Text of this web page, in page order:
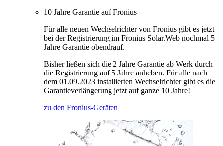
10 Jahre Garantie auf Fronius
Für alle neuen Wechselrichter von Fronius gibt es jetzt
bei der Registrierung im Fronius Solar.Web nochmal 5
Jahre Garantie obendrauf.
Bisher ließen sich die 2 Jahre Garantie ab Werk durch
die Registrierung auf 5 Jahre anheben. Für alle nach
dem 01.09.2023 installierten Wechselrichter gibt es die
Garantieverlängerung jetzt auf ganze 10 Jahre!
zu den Fronius-Geräten